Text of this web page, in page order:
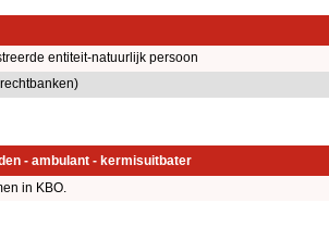
entiteit-natuurlijk persoon
- ambulant - kermisuitbater
in KBO.